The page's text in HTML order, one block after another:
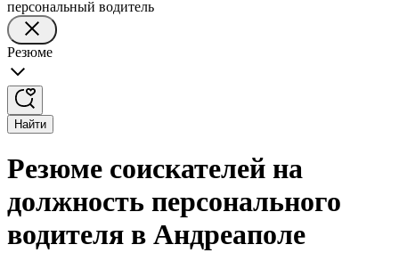
персональный водитель
Резюме
Найти
Резюме соискателей на
должность персонального
водителя в Андреаполе